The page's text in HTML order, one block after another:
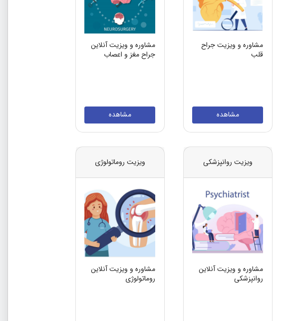
مشاوره و ویزیت جراح
قلب
مشاهده
مشاوره و ویزیت آنلاین
جراح مغز و اعصاب
مشاهده
ویزیت روانپزشکی
مشاوره و ویزیت آنلاین
روانپزشکی
ویزیت روماتولوژی
مشاوره و ویزیت آنلاین
روماتولوژی